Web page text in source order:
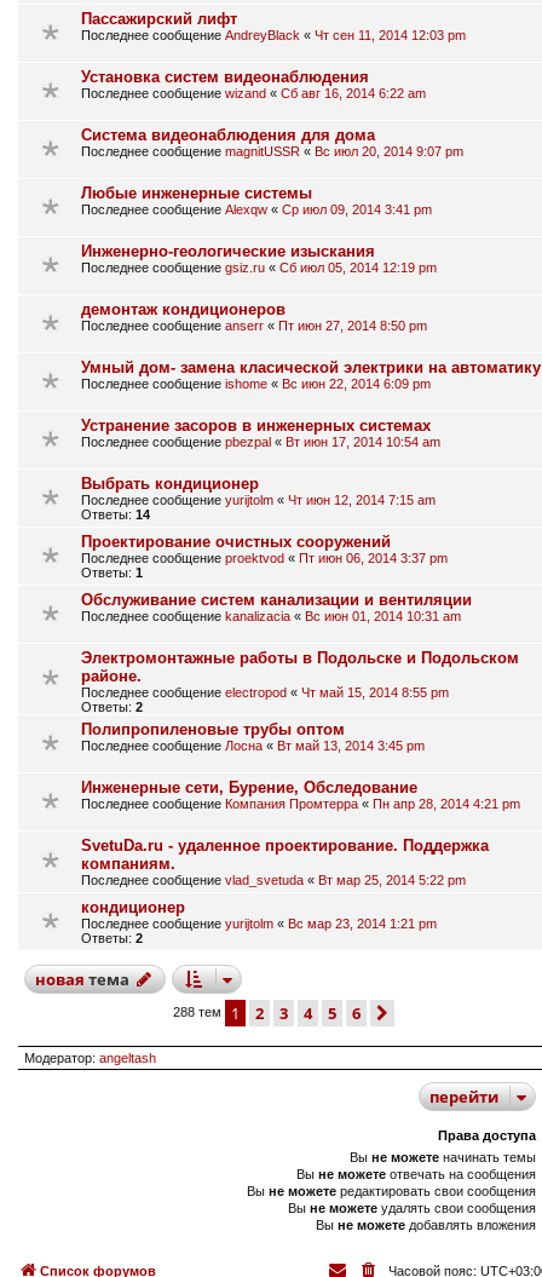
Пассажирский лифт
Последнее сообщение AndreyBlack « Чт сен 11, 2014 12:03 pm
Установка систем видеонаблюдения
Последнее сообщение wizand « Сб авг 16, 2014 6:22 am
Система видеонаблюдения для дома
Последнее сообщение magnitUSSR « Вс июл 20, 2014 9:07 pm
Любые инженерные системы
Последнее сообщение Alexqw « Ср июл 09, 2014 3:41 pm
Инженерно-геологические изыскания
Последнее сообщение gsiz.ru « Сб июл 05, 2014 12:19 pm
демонтаж кондиционеров
Последнее сообщение anserr « Пт июн 27, 2014 8:50 pm
Умный дом- замена класической электрики на автоматику
Последнее сообщение ishome « Вс июн 22, 2014 6:09 pm
Устранение засоров в инженерных системах
Последнее сообщение pbezpal « Вт июн 17, 2014 10:54 am
Выбрать кондиционер
Последнее сообщение yurijtolm « Чт июн 12, 2014 7:15 am
Ответы: 14
Проектирование очистных сооружений
Последнее сообщение proektvod « Пт июн 06, 2014 3:37 pm
Ответы: 1
Обслуживание систем канализации и вентиляции
Последнее сообщение kanalizacia « Вс июн 01, 2014 10:31 am
Электромонтажные работы в Подольске и Подольском
районе.
Последнее сообщение electropod « Чт май 15, 2014 8:55 pm
Ответы: 2
Полипропиленовые трубы оптом
Последнее сообщение Лосна « Вт май 13, 2014 3:45 pm
Инженерные сети, Бурение, Обследование
Последнее сообщение Компания Промтерра « Пн апр 28, 2014 4:21 pm
SvetuDa.ru - удаленное проектирование. Поддержка
компаниям.
Последнее сообщение vlad_svetuda « Вт мар 25, 2014 5:22 pm
кондиционер
Последнее сообщение yurijtolm « Вс мар 23, 2014 1:21 pm
Ответы: 2
новаятема
288 тем 1 2 3 4 5 6
Модератор: angeltash
перейти
Права доступа
Вы не можете начинать темы
Вы не можете отвечать на сообщения
Вы не можете редактировать свои сообщения
Вы не можете удалять свои сообщения
Вы не можете добавлять вложения
Список форумов Часовой пояс: